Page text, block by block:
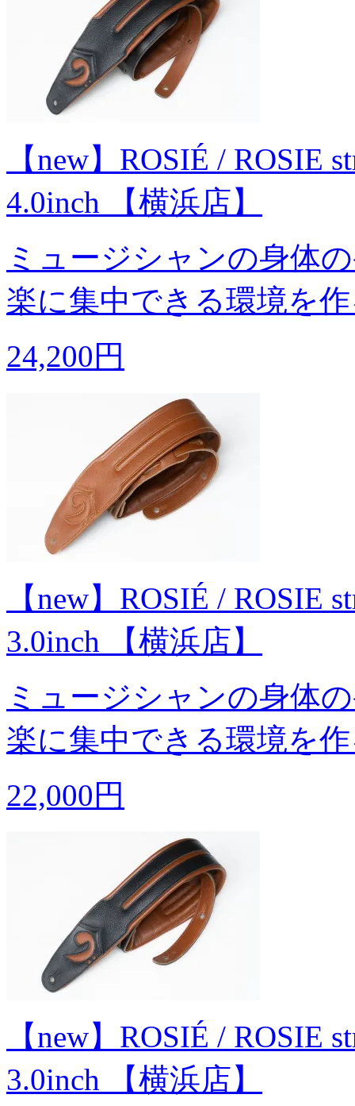
【new】ROSIÉ / ROSIE
4.0inch 【横浜店】
ミュージシャンの身体
楽に集中できる環境を
24,200円
【new】ROSIÉ / ROSIE
3.0inch 【横浜店】
ミュージシャンの身体
楽に集中できる環境を
22,000円
【new】ROSIÉ / ROSIE
3.0inch 【横浜店】